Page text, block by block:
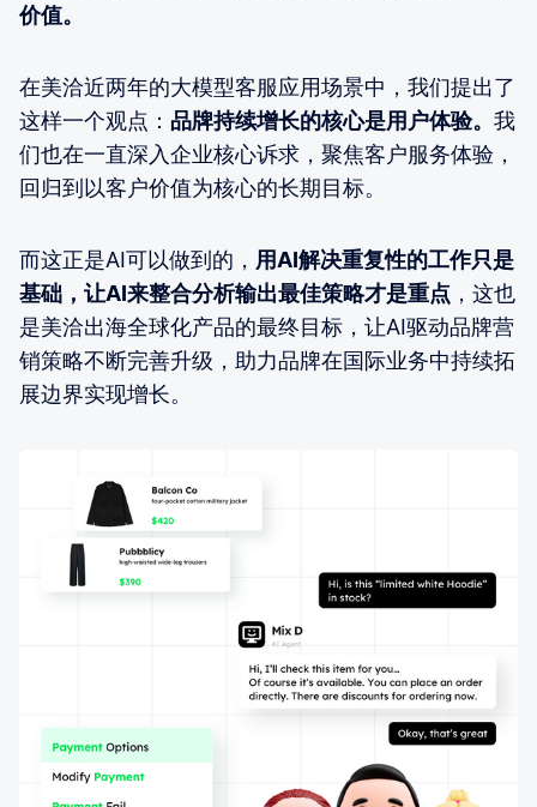
价值。
在美洽近两年的大模型客服应用场景中，我们提出了
这样一个观点： 品牌持续增长的核心是用户体验。 我
们也在一直深入企业核心诉求，聚焦客户服务体验，
回归到以客户价值为核心的长期目标。
而这正是AI可以做到的， 用AI解决重复性的工作只是
基础，让AI来整合分析输出最佳策略才是重点 ，这也
是美洽出海全球化产品的最终目标，让AI驱动品牌营
销策略不断完善升级，助力品牌在国际业务中持续拓
展边界实现增长。